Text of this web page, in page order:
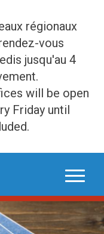
régionaux
vous
jusqu'au 4
will be open
Friday until